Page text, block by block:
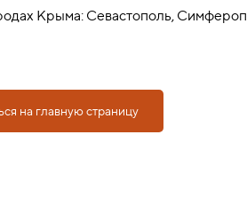
Крыма: Севастополь,
на главную страницу